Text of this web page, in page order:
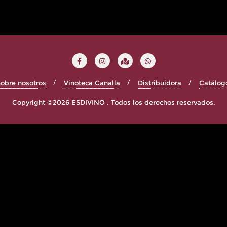
nosotros Vinoteca Canalla Distribuidora
Copyright ©2026 ESDIVINO . Todos los derechos reservados.